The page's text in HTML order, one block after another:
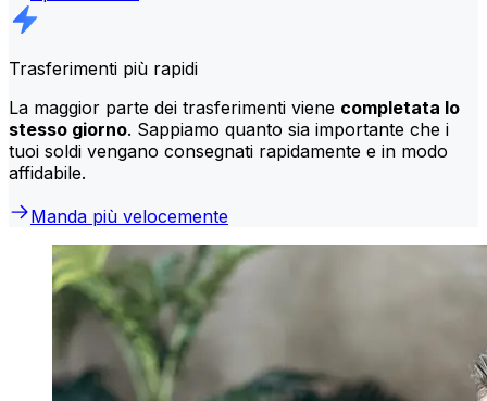
Trasferimenti più rapidi
La maggior parte dei trasferimenti viene completata lo
stesso giorno. Sappiamo quanto sia importante che i
tuoi soldi vengano consegnati rapidamente e in modo
affidabile.
Manda più velocemente